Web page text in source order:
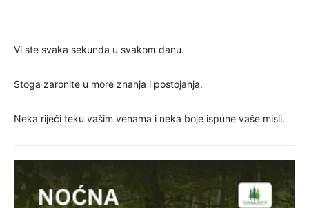
Vi ste svaka sekunda u svakom danu.
Stoga zaronite u more znanja i postojanja.
Neka riječi teku vašim venama i neka boje ispune vaše misli.